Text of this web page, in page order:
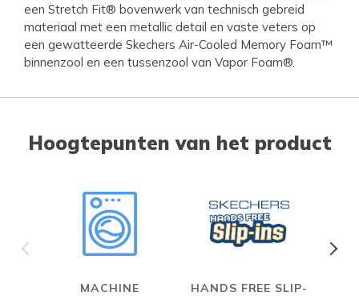
een Stretch Fit® bovenwerk van technisch gebreid
materiaal met een metallic detail en vaste veters op
een gewatteerde Skechers Air-Cooled Memory Foam™
binnenzool en een tussenzool van Vapor Foam®.
Hoogtepunten van het product
MACHINE
HANDS FREE SLIP-